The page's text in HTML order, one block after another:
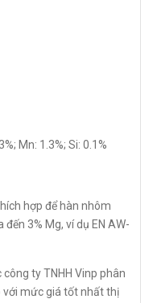
Mn: 1.3%; Si: 0.1%
hợp để hàn nhôm
3% Mg, ví dụ EN AW-
ty TNHH Vinp phân
với mức giá tốt nhất thị